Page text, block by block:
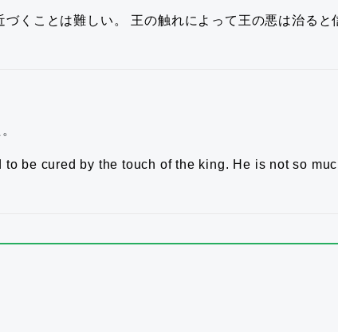
づくことは難しい。 王の触れによって王の悪は治ると
be cured by the touch of the king. He is not so